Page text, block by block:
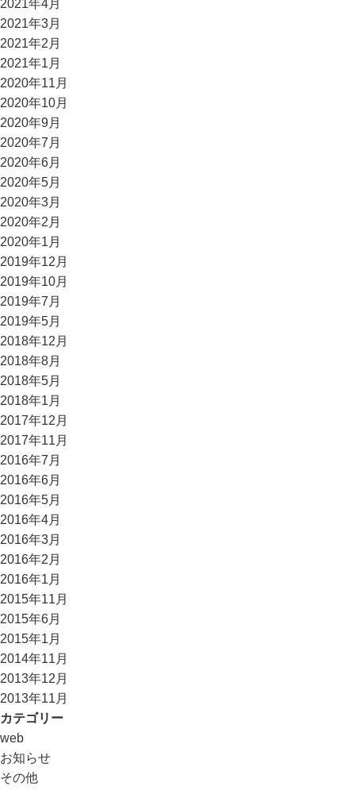
2021年4月
2021年3月
2021年2月
2021年1月
2020年11月
2020年10月
2020年9月
2020年7月
2020年6月
2020年5月
2020年3月
2020年2月
2020年1月
2019年12月
2019年10月
2019年7月
2019年5月
2018年12月
2018年8月
2018年5月
2018年1月
2017年12月
2017年11月
2016年7月
2016年6月
2016年5月
2016年4月
2016年3月
2016年2月
2016年1月
2015年11月
2015年6月
2015年1月
2014年11月
2013年12月
2013年11月
カテゴリー
web
お知らせ
その他